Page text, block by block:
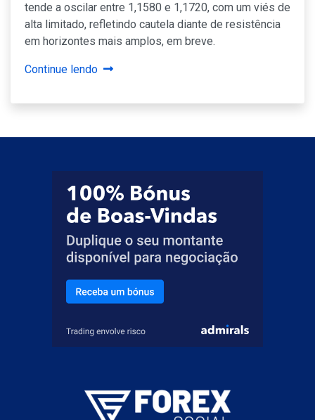
tende a oscilar entre 1,1580 e 1,1720, com um viés de
alta limitado, refletindo cautela diante de resistência
em horizontes mais amplos, em breve.
Continue lendo